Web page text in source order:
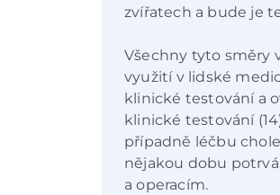
zvířatech a bude je
Všechny tyto směry
využití v lidské
klinické testování a
klinické testování
případně léčbu
nějakou dobu
a operacím.